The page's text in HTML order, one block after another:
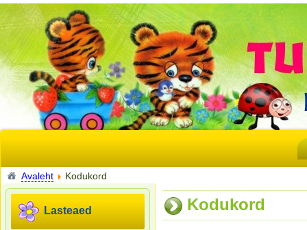
Avaleht Kodukord
Lasteaed Kodukord